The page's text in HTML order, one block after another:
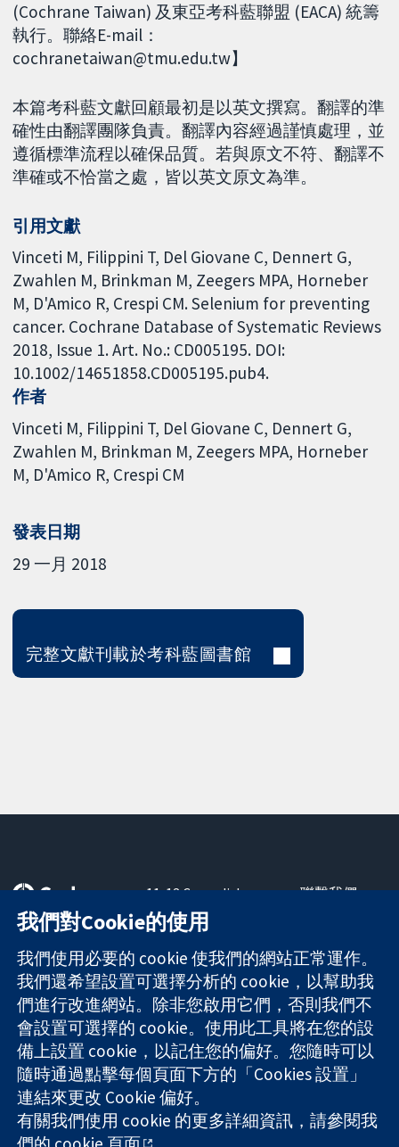
(Cochrane Taiwan) 及東亞考科藍聯盟 (EACA) 統籌
執行。聯絡E-mail：
cochranetaiwan@tmu.edu.tw】
本篇考科藍文獻回顧最初是以英文撰寫。翻譯的準
確性由翻譯團隊負責。翻譯內容經過謹慎處理，並
遵循標準流程以確保品質。若與原文不符、翻譯不
準確或不恰當之處，皆以英文原文為準。
引用文獻
Vinceti M, Filippini T, Del Giovane C, Dennert G,
Zwahlen M, Brinkman M, Zeegers MPA, Horneber
M, D'Amico R, Crespi CM. Selenium for preventing
cancer. Cochrane Database of Systematic Reviews
2018, Issue 1. Art. No.: CD005195. DOI:
10.1002/14651858.CD005195.pub4.
作者
Vinceti M Filippini T Del Giovane C Dennert G
Zwahlen M Brinkman M Zeegers MPA Horneber
M D'Amico R Crespi CM
發表日期
29 一月 2018
完整文獻刊載於考科藍圖書館
可信任實證
知情決定
更完善的健康照
護
11-13 Cavendish
Square
London
W1G 0AN
United Kingdom
聯繫我們
關於我們
工作機會
Cochrane
Library
The Cochrane Collaboration is a charity (no. 1045921) and a
company limited by guarantee (no. 03044323) registered in
England & Wales. VAT registration number GB 718 2127 49.
我們對Cookie的使用
我們使用必要的 cookie 使我們的網站正常運作。
我們還希望設置可選擇分析的 cookie，以幫助我
們進行改進網站。除非您啟用它們，否則我們不
會設置可選擇的 cookie。使用此工具將在您的設
備上設置 cookie，以記住您的偏好。您隨時可以
隨時通過點擊每個頁面下方的「Cookies 設置」
連結來更改 Cookie 偏好。
有關我們使用 cookie 的更多詳細資訊，請參閱我